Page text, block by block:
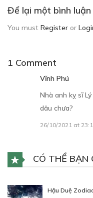
Để lại một bình luận
You must Register or
1 Comment
Vĩnh Phú
Nhà anh kỵ sĩ
dâu chưa?
26/10/2021 at
CÓ THỂ BẠN
Hậu Duệ